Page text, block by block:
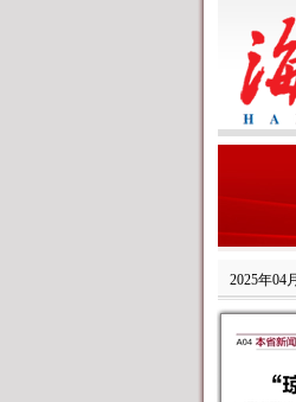
2025年04